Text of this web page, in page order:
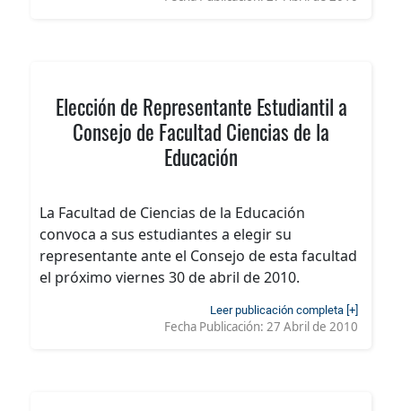
Elección de Representante Estudiantil a
Consejo de Facultad Ciencias de la
Educación
La Facultad de Ciencias de la Educación
convoca a sus estudiantes a elegir su
representante ante el Consejo de esta facultad
el próximo viernes 30 de abril de 2010.
Leer publicación completa [+]
Fecha Publicación: 27 Abril de 2010